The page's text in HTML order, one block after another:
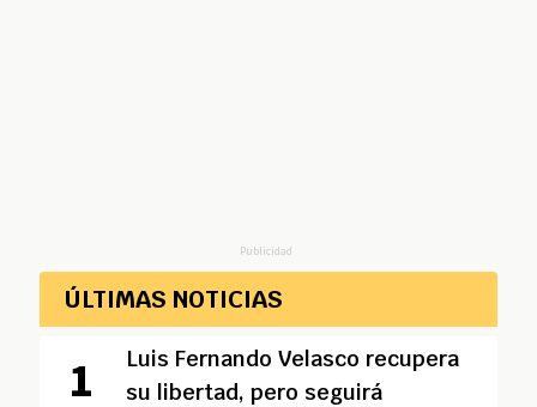
Publicidad
ÚLTIMAS NOTICIAS
Luis Fernando Velasco recupera
su libertad, pero seguirá